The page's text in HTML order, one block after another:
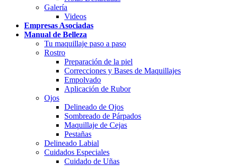
Galería
Videos
Empresas Asociadas
Manual de Belleza
Tu maquillaje paso a paso
Rostro
Preparación de la piel
Correcciones y Bases de Maquillajes
Empolvado
Aplicación de Rubor
Ojos
Delineado de Ojos
Sombreado de Párpados
Maquillaje de Cejas
Pestañas
Delineado Labial
Cuidados Especiales
Cuidado de Uñas